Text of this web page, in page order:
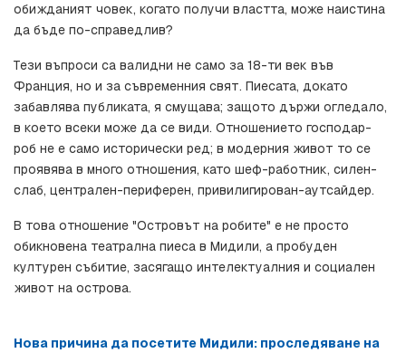
обижданият човек, когато получи властта, може наистина
да бъде по-справедлив?
Тези въпроси са валидни не само за 18-ти век във
Франция, но и за съвременния свят. Пиесата, докато
забавлява публиката, я смущава; защото държи огледало,
в което всеки може да се види. Отношението господар-
роб не е само исторически ред; в модерния живот то се
проявява в много отношения, като шеф-работник, силен-
слаб, централен-периферен, привилигирован-аутсайдер.
В това отношение "Островът на робите" е не просто
обикновена театрална пиеса в Мидили, а пробуден
културен събитие, засягащо интелектуалния и социален
живот на острова.
Нова причина да посетите Мидили: проследяване на